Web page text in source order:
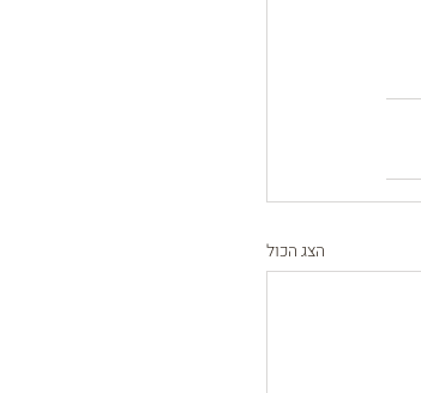
הצג הכול